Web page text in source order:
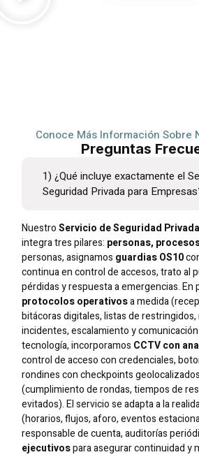
Conoce Más Información Sobre
Preguntas
1) ¿Qué incluye exactamente el
Seguridad Privada para
NuestroServicio de Seguridad
integra tres pilares: personas,
personas, asignamos guardias OS10
continua en control de accesos, trato al
pérdidas y respuesta a emergencias. En
protocolos operativosa medida
bitácoras digitales, listas de restringidos,
incidentes, escalamiento y
tecnología, incorporamos CCTV con
control de acceso con credenciales,
rondines con checkpoints
(cumplimiento de rondas, tiempos de
evitados). El servicio se adapta a la
(horarios, flujos, aforo, eventos
responsable de cuenta, auditorías
ejecutivospara asegurar continuidad y